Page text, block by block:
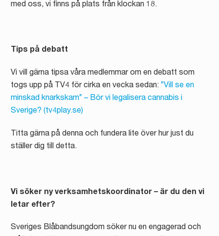
med oss, vi finns på plats från klockan 18.
Tips på debatt
Vi vill gärna tipsa våra medlemmar om en debatt som
togs upp på TV4 för cirka en vecka sedan:”Vill se en
minskad knarkskam” – Bör vi legalisera cannabis i
Sverige? (tv4play.se)
Titta gärna på denna och fundera lite över hur just du
ställer dig till detta.
Vi söker ny verksamhetskoordinator – är du den vi
letar efter?
Sveriges Blåbandsungdom söker nu en engagerad och